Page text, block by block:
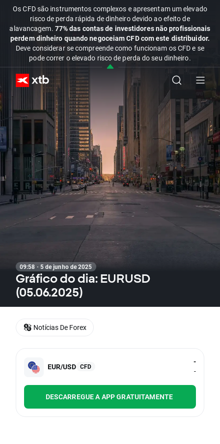
Os CFD são instrumentos complexos e apresentam um elevado
risco de perda rápida de dinheiro devido ao efeito de
alavancagem. 77% das contas de investidores não profissionais
perdem dinheiro quando negoceiam CFD com este distribuidor.
Deve considerar se compreende como funcionam os CFD e se
pode correr o elevado risco de perda do seu dinheiro.
09:58 · 5 de junho de 2025
Gráfico do dia: EURUSD
(05.06.2025)
EUR/USD CFD
-
-
DESCARREGUE A APP GRATUITAMENTE
Notícias De Forex